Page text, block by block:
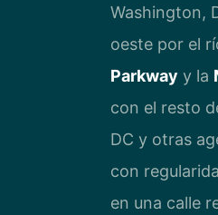
Washington,
oeste por el
Parkway y la
con el resto
DC y otras
con
en una calle